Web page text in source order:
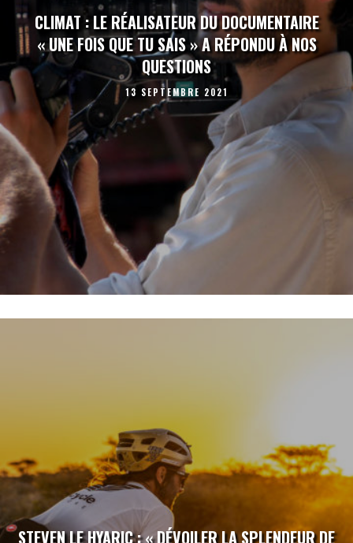
CLIMAT : LE RÉALISATEUR DU DOCUMENTAIRE
« UNE FOIS QUE TU SAIS » A RÉPONDU À NOS
QUESTIONS
13 SEPTEMBRE 2021
STEVEN LE HYARIC : « DÉVOILER LA SPLENDEUR DE